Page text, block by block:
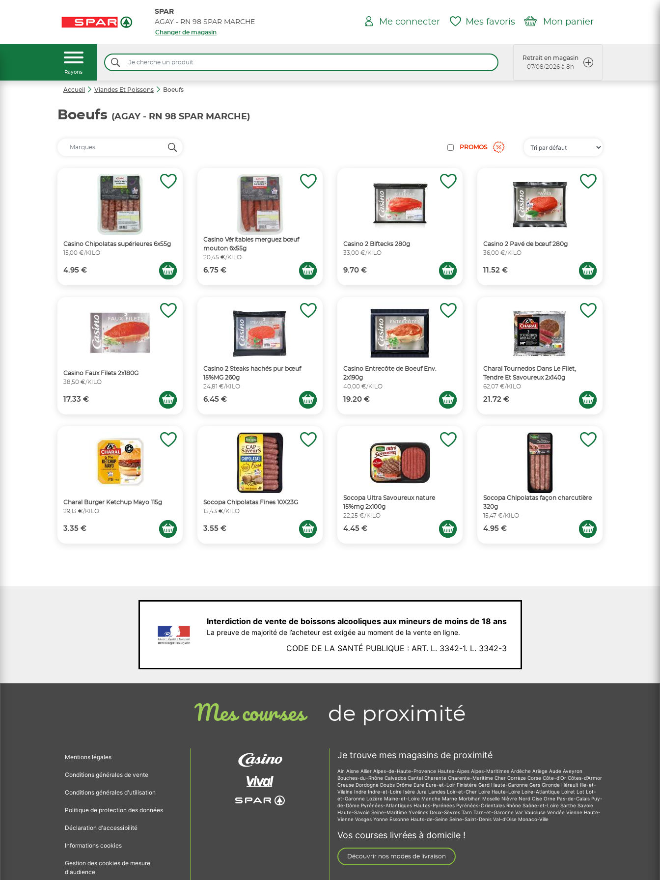
SPAR
AGAY - RN 98 SPAR MARCHE
Changer de magasin
Me connecter Mes favoris Mon panier
Rayons
Retrait en magasin
07/08/2026 à 8h
Accueil Viandes Et Poissons Boeufs
Boeufs (AGAY - RN 98 SPAR MARCHE)
PROMOS
Casino Chipolatas supérieures 6x55g
15,00 €/KILO
4.95 €
Casino Véritables merguez bœuf
mouton 6x55g
20,45 €/KILO
6.75 €
Casino 2 Biftecks 280g
33,00 €/KILO
9.70 €
Casino 2 Pavé de bœuf 280g
36,00 €/KILO
11.52 €
Casino Faux Filets 2x180G
38,50 €/KILO
17.33 €
Casino 2 Steaks hachés pur bœuf
15%MG 260g
24,81 €/KILO
6.45 €
Casino Entrecôte de Boeuf Env.
2x190g
40,00 €/KILO
19.20 €
Charal Tournedos Dans Le Filet,
Tendre Et Savoureux 2x140g
62,07 €/KILO
21.72 €
Charal Burger Ketchup Mayo 115g
29,13 €/KILO
3.35 €
Socopa Chipolatas Fines 10X23G
15,43 €/KILO
3.55 €
Socopa Ultra Savoureux nature
15%mg 2x100g
22,25 €/KILO
4.45 €
Socopa Chipolatas façon charcutière
320g
15,47 €/KILO
4.95 €
Interdiction de vente de boissons alcooliques aux mineurs de moins de 18 ans
La preuve de majorité de l’acheteur est exigée au moment de la vente en ligne.
CODE DE LA SANTÉ PUBLIQUE : ART. L. 3342-1. L. 3342-3
Mes courses de proximité
Mentions légales
Conditions générales de vente
Conditions générales d'utilisation
Politique de protection des données
Déclaration d'accessibilité
Informations cookies
Gestion des cookies de mesure
d'audience
Je trouve mes magasins de proximité
Ain Aisne Allier Alpes-de-Haute-Provence Hautes-Alpes Alpes-Maritimes Ardèche Ariège Aude Aveyron
Bouches-du-Rhône Calvados Cantal Charente Charente-Maritime Cher Corrèze Corse Côte-d'Or Côtes-d'Armor
Creuse Dordogne Doubs Drôme Eure Eure-et-Loir Finistère Gard Haute-Garonne Gers Gironde Hérault Ille-et-
Vilaine Indre Indre-et-Loire Isère Jura Landes Loir-et-Cher Loire Haute-Loire Loire-Atlantique Loiret Lot Lot-
et-Garonne Lozère Maine-et-Loire Manche Marne Morbihan Moselle Nièvre Nord Oise Orne Pas-de-Calais Puy-
de-Dôme Pyrénées-Atlantiques Hautes-Pyrénées Pyrénées-Orientales Rhône Saône-et-Loire Sarthe Savoie
Haute-Savoie Seine-Maritime Yvelines Deux-Sèvres Tarn Tarn-et-Garonne Var Vaucluse Vendée Vienne Haute-
Vienne Vosges Yonne Essonne Hauts-de-Seine Seine-Saint-Denis Val-d'Oise Monaco-Ville
Vos courses livrées à domicile !
Découvrir nos modes de livraison